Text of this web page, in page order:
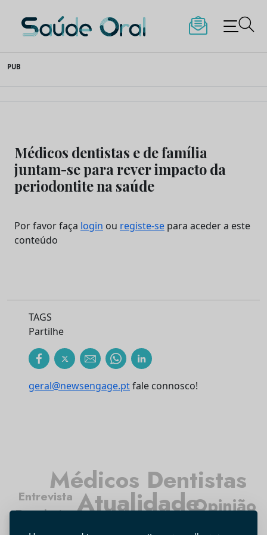
to
content
Saúde Oral
PUB
Médicos dentistas e de família
juntam-se para rever impacto da
periodontite na saúde
Por favor faça login ou registe-se para aceder a este
conteúdo
TAGS
Partilhe
geral@newsengage.ptfale connosco!
Atualidade
Médicos Dentistas
Higiene Oral
Entrevista Opinião
Tecnologia